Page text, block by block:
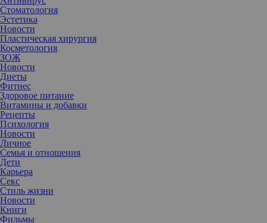
Стоматология
Эстетика
Новости
Пластическая хирургия
Косметология
ЗОЖ
Новости
Диеты
Фитнес
Здоровое питание
Витамины и добавки
Рецепты
Психология
Новости
Личное
Семья и отношения
Дети
Карьера
Секс
Стиль жизни
Новости
Книги
Фильмы